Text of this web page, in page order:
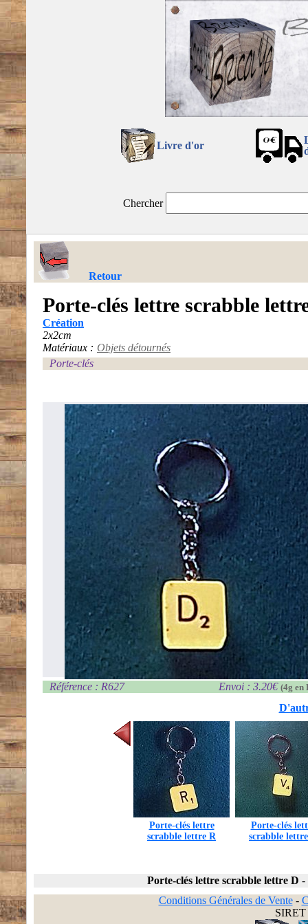
Livre d'or
Chercher
Retour
Porte-clés lettre scrabble
Création
2x2cm
Matériaux : Objets détournés
Porte-clés
Référence : R627 Envoi : 3.20€ (4g en
Porte-clés lettre
scrabble lettre R
Porte-clés
scrabble
Porte-clés lettre scrabble lettre D -
Conditions Générales de Vente-
SIRET